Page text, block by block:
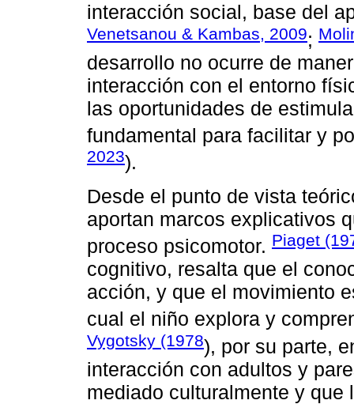
interacción social, base del
Venetsanou & Kambas, 2009;
desarrollo no ocurre de
interacción con el entorno
las oportunidades de
fundamental para facilitar y
2023).
Desde el punto de vista
aportan marcos explicativos
proceso psicomotor. Piaget
cognitivo, resalta que el
acción, y que el movimiento
cual el niño explora y
Vygotsky (1978), por su parte,
interacción con adultos y
mediado culturalmente y